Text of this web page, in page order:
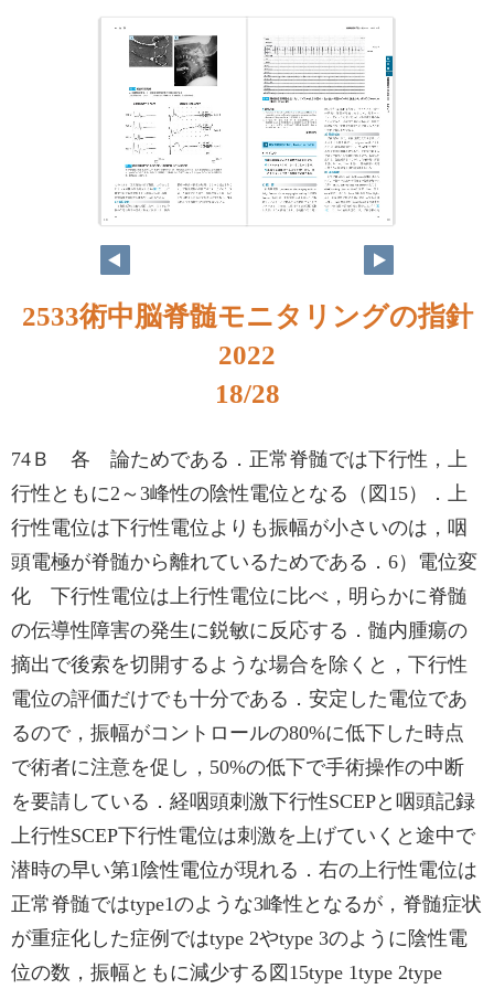
18 19
2533術中脳脊髄モニタリングの指針
2022
18/28
74Ｂ 各 論ためである．正常脊髄では下行性，上
行性ともに2～3峰性の陰性電位となる（図15）．上
行性電位は下行性電位よりも振幅が小さいのは，咽
頭電極が脊髄から離れているためである．6）電位変
化 下行性電位は上行性電位に比べ，明らかに脊髄
の伝導性障害の発生に鋭敏に反応する．髄内腫瘍の
摘出で後索を切開するような場合を除くと，下行性
電位の評価だけでも十分である．安定した電位であ
るので，振幅がコントロールの80%に低下した時点
で術者に注意を促し，50%の低下で手術操作の中断
を要請している．経咽頭刺激下行性SCEPと咽頭記録
上行性SCEP下行性電位は刺激を上げていくと途中で
潜時の早い第1陰性電位が現れる．右の上行性電位は
正常脊髄ではtype1のような3峰性となるが，脊髄症状
が重症化した症例ではtype 2やtype 3のように陰性電
位の数，振幅ともに減少する図15type 1type 2type